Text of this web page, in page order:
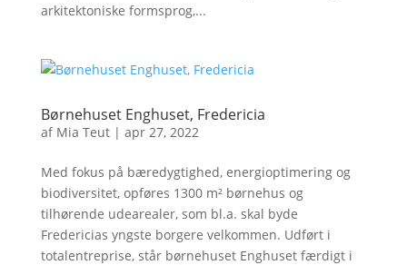
arkitektoniske formsprog,...
Børnehuset Enghuset, Fredericia
af Mia Teut| apr 27, 2022
Med fokus på bæredygtighed, energioptimering og
biodiversitet, opføres 1300 m² børnehus og
tilhørende udearealer, som bl.a. skal byde
Fredericias yngste borgere velkommen. Udført i
totalentreprise, står børnehuset Enghuset færdigt i